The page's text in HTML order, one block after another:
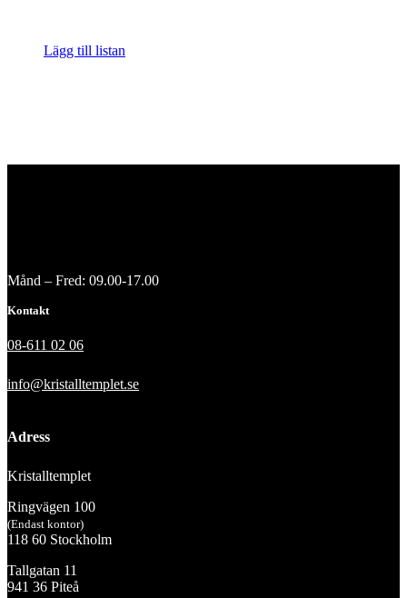
Lägg till listan
Månd – Fred: 09.00-17.00
Kontakt
08-611 02 06
info@kristalltemplet.se
Adress
Kristalltemplet
Ringvägen 100
(Endast kontor)
118 60 Stockholm
Tallgatan 11
941 36 Piteå